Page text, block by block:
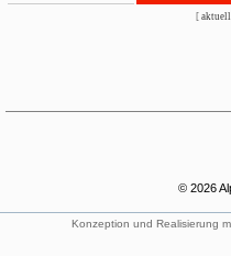
[
© 2026
Konzeption und Realisierung